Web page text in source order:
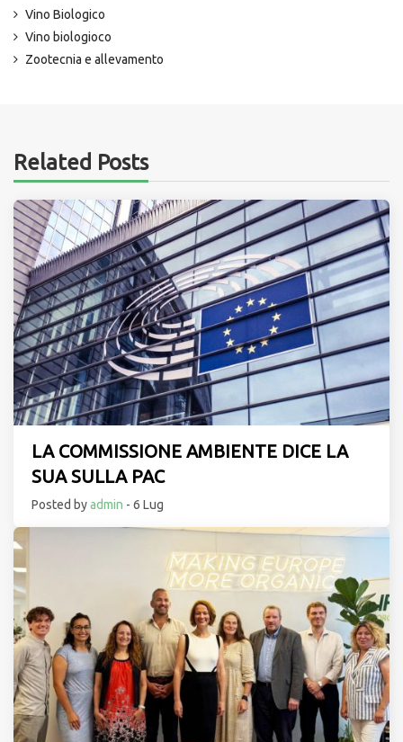
Vino Biologico
Vino biologioco
Zootecnia e allevamento
Related Posts
LA COMMISSIONE AMBIENTE DICE LA
SUA SULLA PAC
Posted byadmin - 6 Lug